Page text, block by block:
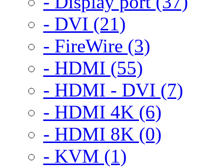
- DVI (21)
- FireWire (3)
- HDMI (55)
- HDMI - DVI (7)
- HDMI 4K (6)
- HDMI 8K (0)
- KVM (1)